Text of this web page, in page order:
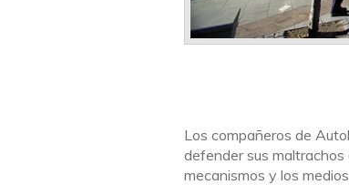
Los compañeros de
defender sus
mecanismos y los